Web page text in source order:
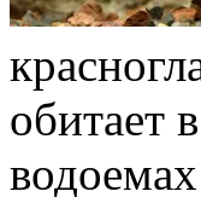
обитает